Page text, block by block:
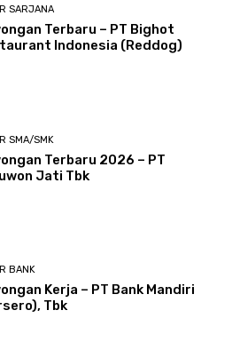
SARJANA
Terbaru – PT Bighot
Indonesia (Reddog)
SMA/SMK
Terbaru 2026 – PT
Jati Tbk
BANK
Kerja – PT Bank Mandiri
Tbk